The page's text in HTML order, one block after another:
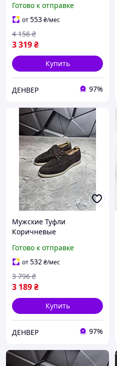
Базовые Классические
Денвер Чоловічі З
Натуральної Шкіри
Рельєфні
Готово к отправке
от553₴/мес
3 319₴
4 156 ₴
Купить
ДЕНВЕР 97%
Мужские Туфли
Коричневые
Натуральной Кожи.
Денвер Чоловічі Туфлі
Коричневі Класичні
Базові З Натуральної
Готово к отправке
от532₴/мес
3 189₴
3 796 ₴
Купить
ДЕНВЕР 97%